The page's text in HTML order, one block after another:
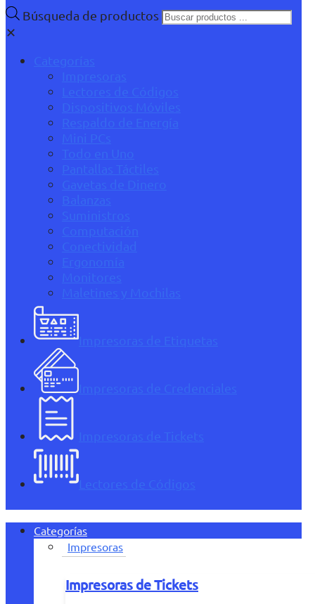
Búsqueda de productos
✕
Categorías
Impresoras
Lectores de Códigos
Dispositivos Móviles
Respaldo de Energía
Mini PCs
Todo en Uno
Pantallas Táctiles
Gavetas de Dinero
Balanzas
Suministros
Computación
Conectividad
Ergonomía
Monitores
Maletines y Mochilas
Impresoras de Etiquetas
Impresoras de Credenciales
Impresoras de Tickets
Lectores de Códigos
Categorías
Impresoras
Impresoras de Tickets